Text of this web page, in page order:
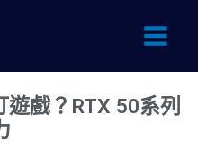
Main
戲？RTX 50系列